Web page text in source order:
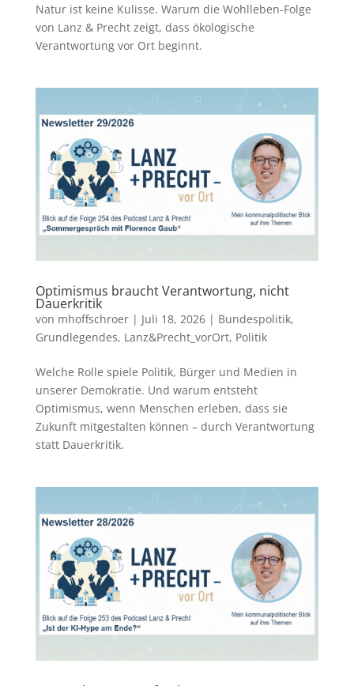
Natur ist keine Kulisse. Warum die Wohlleben-Folge
von Lanz & Precht zeigt, dass ökologische
Verantwortung vor Ort beginnt.
Optimismus braucht Verantwortung, nicht
Dauerkritik
von mhoffschroer| Juli 18, 2026| Bundespolitik,
Grundlegendes, Lanz&Precht_vorOrt, Politik
Welche Rolle spiele Politik, Bürger und Medien in
unserer Demokratie. Und warum entsteht
Optimismus, wenn Menschen erleben, dass sie
Zukunft mitgestalten können – durch Verantwortung
statt Dauerkritik.